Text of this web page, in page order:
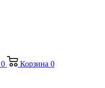
0 Корзина 0